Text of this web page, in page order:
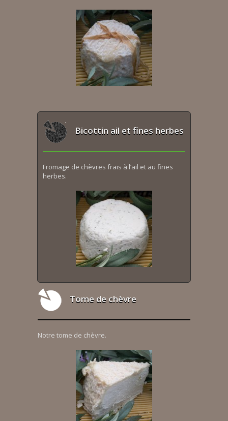
Bicottin ail et fines herbes
Fromage de chèvres frais à l’ail et au fines
herbes.
Tome de chèvre
Notre tome de chèvre.